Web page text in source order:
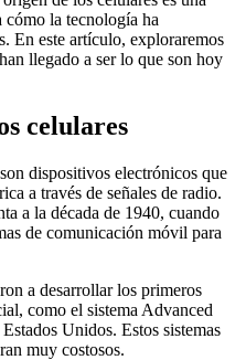
cómo la tecnología ha
En este artículo, exploraremos
llegado a ser lo que son hoy
celulares
dispositivos electrónicos que
a través de señales de radio.
a la década de 1940, cuando
de comunicación móvil para
a desarrollar los primeros
como el sistema Advanced
Unidos. Estos sistemas
muy costosos.